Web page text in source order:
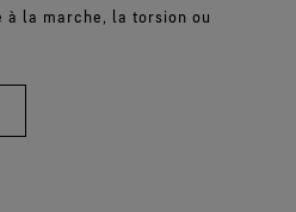
à la marche, la torsion ou